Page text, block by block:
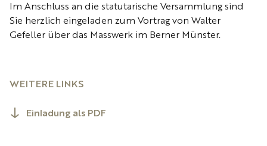
Im Anschluss an die statutarische Versammlung sind
Sie herzlich eingeladen zum Vortrag von Walter
Gefeller über das Masswerk im Berner Münster.
WEITERE LINKS
Einladung als PDF